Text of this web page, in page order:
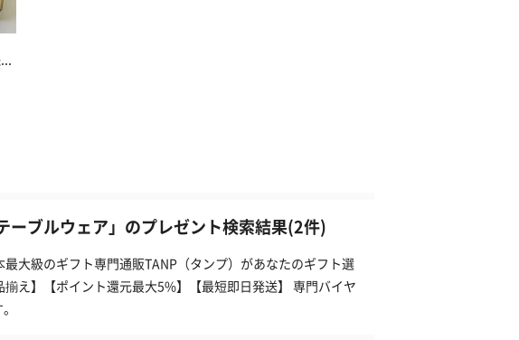
ーブルウェア」のプレゼント検索結果(2件)
大級のギフト専門通販TANP（タンプ）があなたのギフト選
え】【ポイント還元最大5%】【最短即日発送】 専門バイヤ